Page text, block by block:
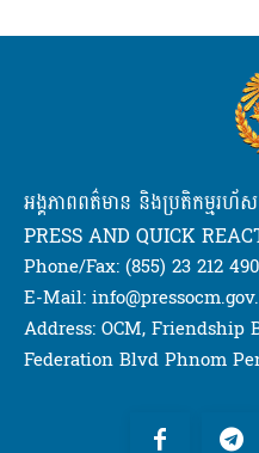
អង្គភាពពត៌មាន និងប្រតិកម្មរហ័ស
PRESS AND QUICK
Phone/Fax: (855) 23 212 490
E-Mail:
Address: OCM, Friendship
Federation Blvd Phnom